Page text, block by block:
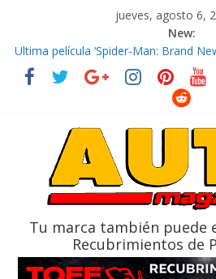
jueves, agosto 6,
New:
El costo de tener un vehículo gana
decidir
Ultima película ‘Spider‑Man: Brand
La Vuelta al Ecuador 2026, edición
La FEDAK recibe 12 Sinotruk Bolden
Tu marca también puede
Recubrimientos de